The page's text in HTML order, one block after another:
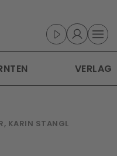
VERLAG
KARIN STANGL